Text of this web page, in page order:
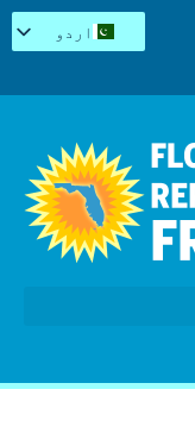
اردو
Español
简体中文
Tiếng Việt
العربية